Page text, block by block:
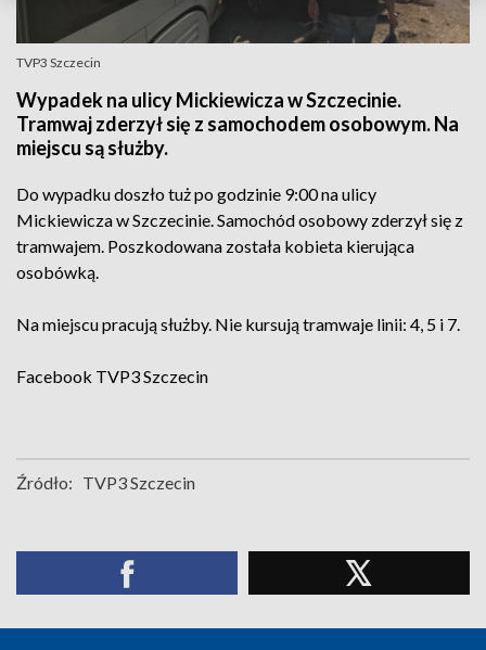
TVP3 Szczecin
Wypadek na ulicy Mickiewicza w Szczecinie.
Tramwaj zderzył się z samochodem osobowym. Na
miejscu są służby.
Do wypadku doszło tuż po godzinie 9:00 na ulicy
Mickiewicza w Szczecinie. Samochód osobowy zderzył się z
tramwajem. Poszkodowana została kobieta kierująca
osobówką.
Na miejscu pracują służby. Nie kursują tramwaje linii: 4, 5 i 7.
Facebook TVP3 Szczecin
Źródło: TVP3 Szczecin